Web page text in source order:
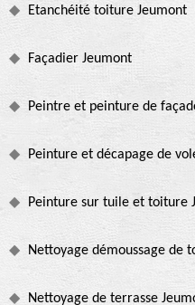
Etanchéité toiture Jeumont
Façadier Jeumont
Peintre et peinture de
Peinture et décapage de
Peinture sur tuile et toiture
Nettoyage démoussage de
Nettoyage de terrasse